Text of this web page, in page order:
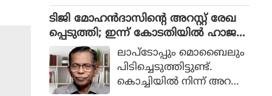
രാറിന്റെ(മെക്ക കരാര്‍) പ
ശ്ചാത്തലത്തില്‍ പ്രധാനമ
ന്ത്രി നരേന്ദ്രമോദിയുമായി
ഫോണില്‍ ബന്ധപ്പെട്ട്
യുഎസ് വൈസ് പ്രസിഡ
ന്റ് ജെ ഡി വാന്‍സ്. ശ
ടിജി മോഹന്‍ദാസിന്റെ അറസ്റ്റ് രേഖ
പ്പെടുത്തി; ഇന്ന് കോടതിയില്‍ ഹാജ
രാക്കും
ലാപ്‌ടോപ്പും മൊബൈലും
പിടിച്ചെടുത്തിട്ടുണ്ട്.
കൊച്ചിയില്‍ നിന്ന് അറസ്റ്റ്